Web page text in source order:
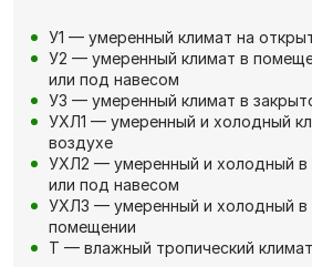
У1 — умеренный климат на
У2 — умеренный климат в
или под навесом
У3 — умеренный климат в
УХЛ1 — умеренный и холодный
воздухе
УХЛ2 — умеренный и холодный в
или под навесом
УХЛ3 — умеренный и холодный в
помещении
Т — влажный тропический климат